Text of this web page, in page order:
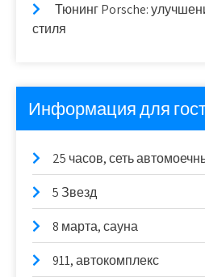
Тюнинг Porsche:
стиля
Информация для
25 часов, сеть
5 Звезд
8 марта, сауна
911, автокомплекс